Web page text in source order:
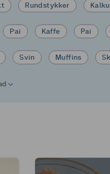
Rundstykker
Pai Kaffe Pai
Svin Muffins